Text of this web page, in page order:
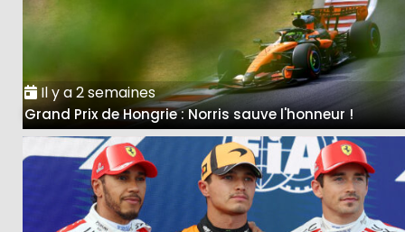
Il y a 2 semaines
Grand Prix de Hongrie : Norris sauve l'honneur !